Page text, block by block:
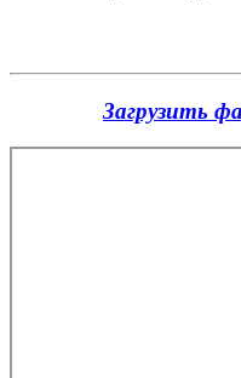
Загрузить